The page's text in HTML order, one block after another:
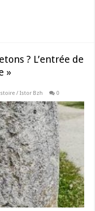
? L’entrée de
»
/ Istor Bzh 0